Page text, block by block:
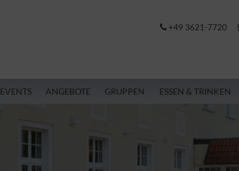
+49 3621-7720
EVENTS ANGEBOTE GRUPPEN ESSEN & TRINKEN